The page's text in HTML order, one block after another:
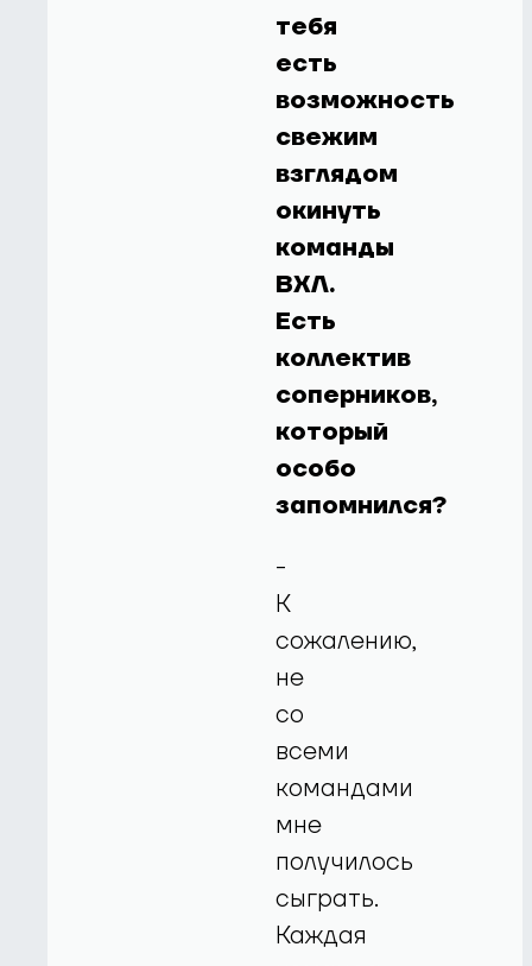
тебя
есть
возможность
свежим
взглядом
окинуть
команды
ВХЛ.
Есть
коллектив
соперников,
который
особо
запомнился?
-
К
сожалению,
не
со
всеми
командами
мне
получилось
сыграть.
Каждая